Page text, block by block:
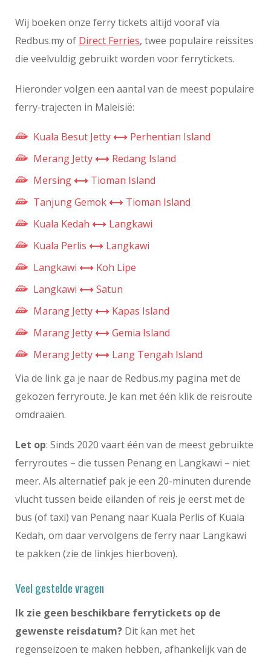
Wij boeken onze ferry tickets altijd vooraf via
Redbus.my of Direct Ferries, twee populaire reissites
die veelvuldig gebruikt worden voor ferrytickets.
Hieronder volgen een aantal van de meest populaire
ferry-trajecten in Maleisië:
Kuala Besut Jetty
Perhentian Island
Merang Jetty
Redang Island
Mersing
Tioman Island
Tanjung Gemok
Tioman Island
Kuala Kedah
Langkawi
Kuala Perlis
Langkawi
Langkawi
Koh Lipe
Langkawi
Satun
Marang Jetty
Kapas Island
Marang Jetty
Gemia Island
Merang Jetty
Lang Tengah Island
Via de link ga je naar de Redbus.my pagina met de
gekozen ferryroute. Je kan met één klik de reisroute
omdraaien.
Let op: Sinds 2020 vaart één van de meest gebruikte
ferryroutes – die tussen Penang en Langkawi – niet
meer. Als alternatief pak je een 20-minuten durende
vlucht tussen beide eilanden of reis je eerst met de
bus (of taxi) van Penang naar Kuala Perlis of Kuala
Kedah, om daar vervolgens de ferry naar Langkawi
te pakken (zie de linkjes hierboven).
Veel gestelde vragen
Ik zie geen beschikbare ferrytickets op de
gewenste reisdatum? Dit kan met het
regenseizoen te maken hebben, afhankelijk van de